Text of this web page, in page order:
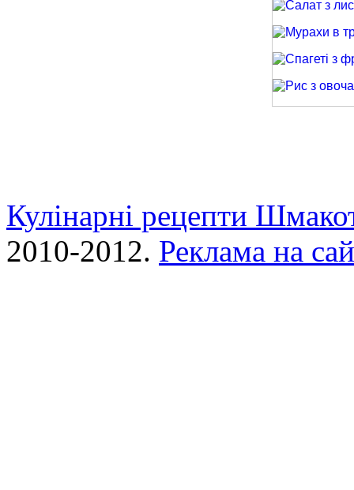
Кулінарні рецепти
2010-2012. Реклама на